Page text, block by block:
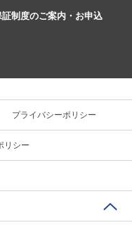
証制度のご案内・お申込
プライバシーポリシー
リシー